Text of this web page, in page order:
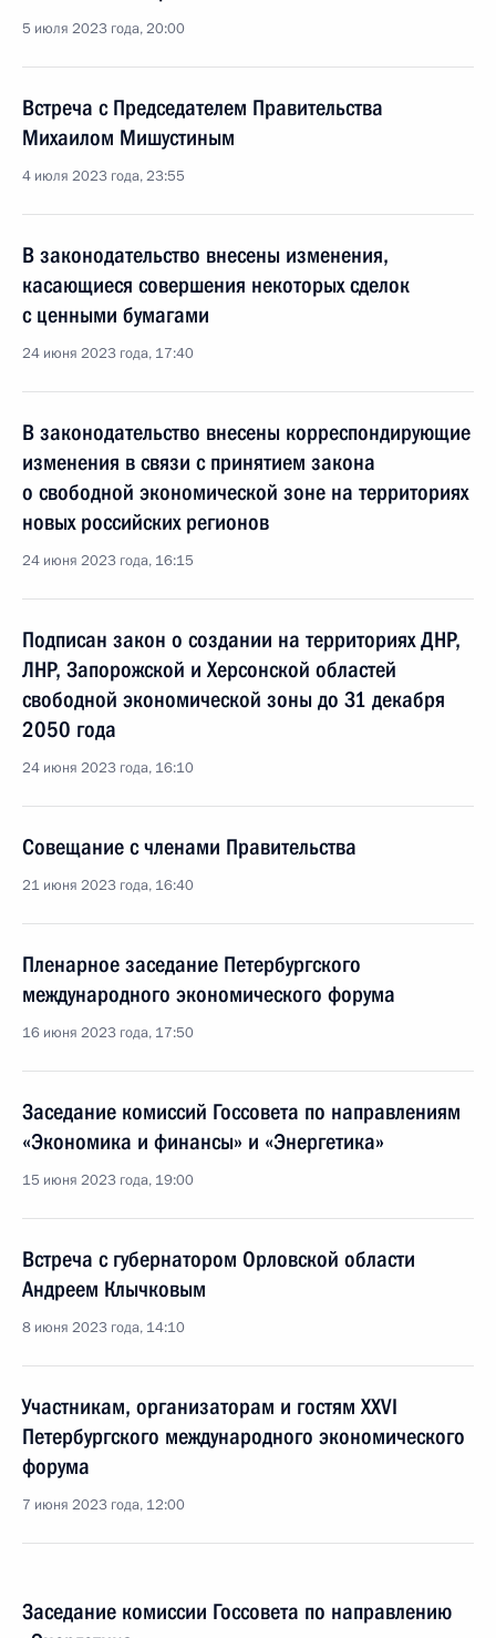
5 июля 2023 года, 20:00
Встреча с Председателем Правительства
Михаилом Мишустиным
4 июля 2023 года, 23:55
В законодательство внесены изменения,
касающиеся совершения некоторых сделок
с ценными бумагами
24 июня 2023 года, 17:40
В законодательство внесены корреспондирующие
изменения в связи с принятием закона
о свободной экономической зоне на территориях
новых российских регионов
24 июня 2023 года, 16:15
Подписан закон о создании на территориях ДНР,
ЛНР, Запорожской и Херсонской областей
свободной экономической зоны до 31 декабря
2050 года
24 июня 2023 года, 16:10
Совещание с членами Правительства
21 июня 2023 года, 16:40
Пленарное заседание Петербургского
международного экономического форума
16 июня 2023 года, 17:50
Заседание комиссий Госсовета по направлениям
«Экономика и финансы» и «Энергетика»
15 июня 2023 года, 19:00
Встреча с губернатором Орловской области
Андреем Клычковым
8 июня 2023 года, 14:10
Участникам, организаторам и гостям XXVI
Петербургского международного экономического
форума
7 июня 2023 года, 12:00
Заседание комиссии Госсовета по направлению